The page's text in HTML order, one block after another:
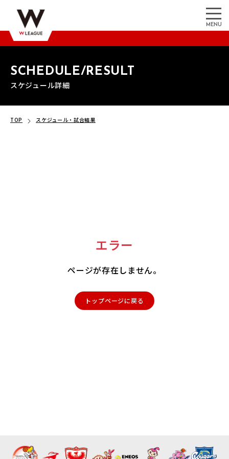
MENU
SCHEDULE/RESULT
スケジュール詳細
TOP スケジュール・試合結果
エラー
ページが存在しません。
トップページに戻る